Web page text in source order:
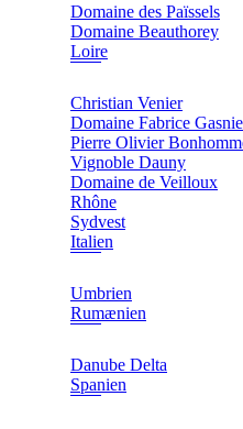
Domaine des Païssels
Domaine Beauthorey
Loire
Christian Venier
Domaine Fabrice
Pierre Olivier
Vignoble Dauny
Domaine de Veilloux
Rhône
Sydvest
Italien
Umbrien
Rumænien
Danube Delta
Spanien